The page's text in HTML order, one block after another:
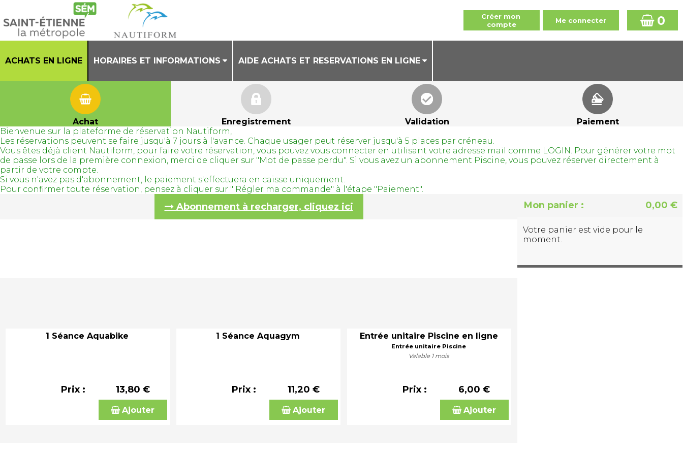
0
ACHATS EN LIGNE HORAIRES ET INFORMATIONS
PRESENTATION
HORAIRES CENTRE AQUATIQUE
REGLEMENT INTERIEUR
TENUES AUTORISEES
AIDE ACHATS ET RESERVATIONS EN LIGNE
CONDITIONS GENERALES DE VENTE
AIDE ACHAT DE BILLETS EN LIGNE
Achat Enregistrement Validation
Paiement
Bienvenue sur la plateforme de réservation Nautiform,
Les réservations peuvent se faire jusqu'à 7 jours à l'avance. Chaque usager peut réserver jusqu'à 5 places par créneau.
Vous êtes déjà client Nautiform, pour faire votre réservation, vous pouvez vous connecter en utilisant votre adresse mail comme LOGIN. Pour générer votre mot
de passe lors de la première connexion, merci de cliquer sur "Mot de passe perdu". Si vous avez un abonnement Piscine, vous pouvez réserver directement à
partir de votre compte.
Si vous n'avez pas d'abonnement, le paiement s'effectuera en caisse uniquement.
Pour confirmer toute réservation, pensez à cliquer sur " Régler ma commande" à l'étape "Paiement".
Abonnement à recharger, cliquez ici
1 Séance Aquabike
Prix : 13,80 €
Ajouter
1 Séance Aquagym
Prix : 11,20 €
Ajouter
Entrée unitaire Piscine en ligne
Entrée unitaire Piscine
Valable 1 mois
Prix : 6,00 €
Ajouter
Mon panier : 0,00 €
Votre panier est vide pour le
moment.